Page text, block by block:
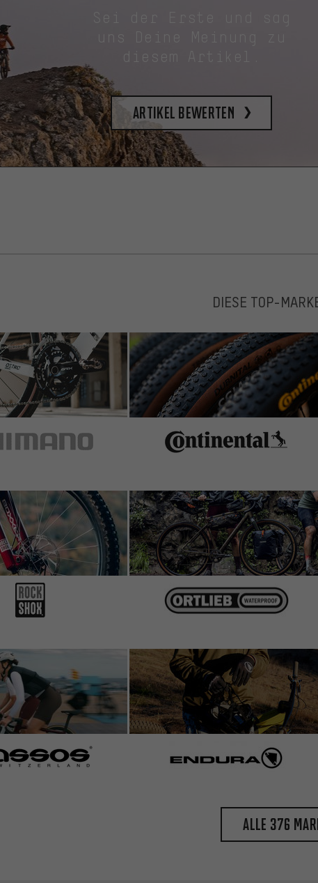
uns Deine Meinung zu
diesem Artikel.
Artikel bewerten
DIESE TOP-
Alle 376